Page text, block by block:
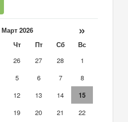
Март 2026 »
Чт Пт Сб
Вс
26 27 28
1
5 6 7
8
12 13 14
15
19 20 21
22